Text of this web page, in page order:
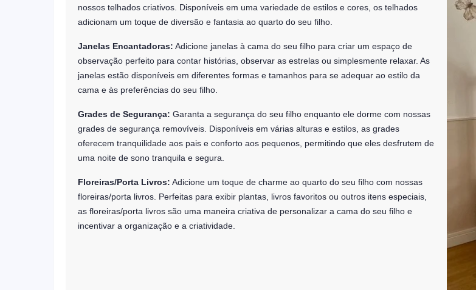
nossos telhados criativos. Disponíveis em uma variedade de estilos e cores, os telhados
adicionam um toque de diversão e fantasia ao quarto do seu filho.
Janelas Encantadoras: Adicione janelas à cama do seu filho para criar um espaço de
observação perfeito para contar histórias, observar as estrelas ou simplesmente relaxar. As
janelas estão disponíveis em diferentes formas e tamanhos para se adequar ao estilo da
cama e às preferências do seu filho.
Grades de Segurança: Garanta a segurança do seu filho enquanto ele dorme com nossas
grades de segurança removíveis. Disponíveis em várias alturas e estilos, as grades
oferecem tranquilidade aos pais e conforto aos pequenos, permitindo que eles desfrutem de
uma noite de sono tranquila e segura.
Floreiras/Porta Livros: Adicione um toque de charme ao quarto do seu filho com nossas
floreiras/porta livros. Perfeitas para exibir plantas, livros favoritos ou outros itens especiais,
as floreiras/porta livros são uma maneira criativa de personalizar a cama do seu filho e
incentivar a organização e a criatividade.